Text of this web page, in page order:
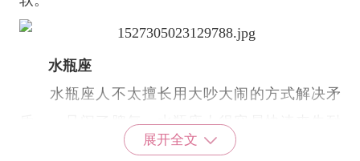
水瓶座
水瓶座 人不太擅长用大吵大闹的方式解决矛
盾。一旦闹了脾气，水瓶座人很容易快速丧失耐
心，直接连吵都懒得跟对方吵，从而会直接用离开
展开全文